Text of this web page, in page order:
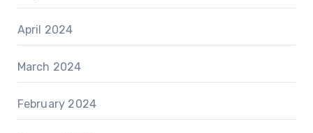
April 2024
March 2024
February 2024